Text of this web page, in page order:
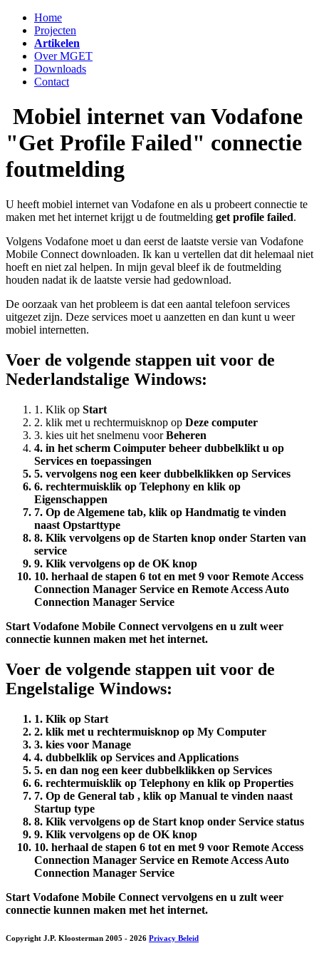
Home
Projecten
Artikelen
Over MGET
Downloads
Contact
Mobiel internet van Vodafone
"Get Profile Failed" connectie
foutmelding
U heeft mobiel internet van Vodafone en als u probeert connectie te
maken met het internet krijgt u de foutmelding get profile failed.
Volgens Vodafone moet u dan eerst de laatste versie van Vodafone
Mobile Connect downloaden. Ik kan u vertellen dat dit helemaal niet
hoeft en niet zal helpen. In mijn geval bleef ik de foutmelding
houden nadat ik de laatste versie had gedownload.
De oorzaak van het probleem is dat een aantal telefoon services
uitgezet zijn. Deze services moet u aanzetten en dan kunt u weer
mobiel internetten.
Voer de volgende stappen uit voor de
Nederlandstalige Windows:
1. Klik op Start
2. klik met u rechtermuisknop op Deze computer
3. kies uit het snelmenu voorBeheren
4. in het scherm Coimputer beheer dubbelklikt u op
Services en toepassingen
5. vervolgens nog een keer dubbelklikken op Services
6. rechtermuisklik op Telephony en klik op
Eigenschappen
7. Op de Algemene tab, klik op Handmatig te vinden
naast Opstarttype
8. Klik vervolgens op de Starten knop onder Starten van
service
9. Klik vervolgens op de OK knop
10. herhaal de stapen 6 tot en met 9 voor Remote Access
Connection Manager Service en Remote Access Auto
Connection Manager Service
Start Vodafone Mobile Connect vervolgens en u zult weer
connectie kunnen maken met het internet.
Voer de volgende stappen uit voor de
Engelstalige Windows:
1. Klik op Start
2. klik met u rechtermuisknop op My Computer
3. kies voor Manage
4. dubbelklik op Services and Applications
5. en dan nog een keer dubbelklikken op Services
6. rechtermuisklik op Telephony en klik op Properties
7. Op de General tab , klik op Manual te vinden naast
Startup type
8. Klik vervolgens op de Start knop onder Service status
9. Klik vervolgens op de OK knop
10. herhaal de stapen 6 tot en met 9 voor Remote Access
Connection Manager Service en Remote Access Auto
Connection Manager Service
Start Vodafone Mobile Connect vervolgens en u zult weer
connectie kunnen maken met het internet.
Copyright J.P. Kloosterman 2005 - 2026 Privacy Beleid